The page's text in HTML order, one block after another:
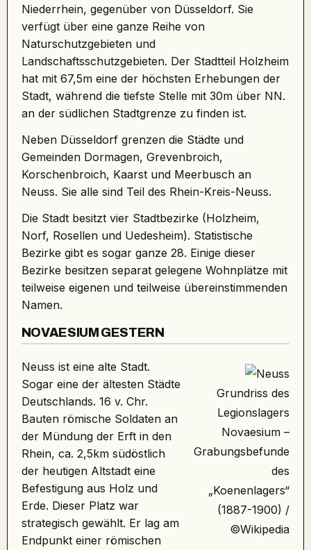
Niederrhein, gegenüber von Düsseldorf. Sie
verfügt über eine ganze Reihe von
Naturschutzgebieten und
Landschaftsschutzgebieten. Der Stadtteil Holzheim
hat mit 67,5m eine der höchsten Erhebungen der
Stadt, während die tiefste Stelle mit 30m über NN.
an der südlichen Stadtgrenze zu finden ist.
Neben Düsseldorf grenzen die Städte und
Gemeinden Dormagen, Grevenbroich,
Korschenbroich, Kaarst und Meerbusch an
Neuss. Sie alle sind Teil des Rhein-Kreis-Neuss.
Die Stadt besitzt vier Stadtbezirke (Holzheim,
Norf, Rosellen und Uedesheim). Statistische
Bezirke gibt es sogar ganze 28. Einige dieser
Bezirke besitzen separat gelegene Wohnplätze mit
teilweise eigenen und teilweise übereinstimmenden
Namen.
NOVAESIUM GESTERN
Grundriss des
Legionslagers
Novaesium –
Grabungsbefunde
des
„Koenenlagers“
(1887-1900) /
©Wikipedia
Neuss ist eine alte Stadt.
Sogar eine der ältesten Städte
Deutschlands. 16 v. Chr.
Bauten römische Soldaten an
der Mündung der Erft in den
Rhein, ca. 2,5km südöstlich
der heutigen Altstadt eine
Befestigung aus Holz und
Erde. Dieser Platz war
strategisch gewählt. Er lag am
Endpunkt einer römischen